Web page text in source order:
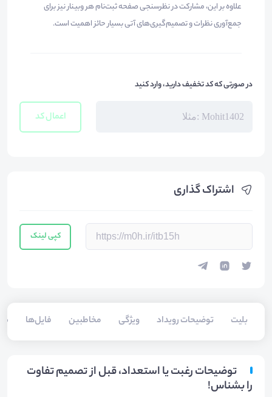
اشتراک گذاری
کپی لینک
بلیت‌ توضیحات رویداد ویژگی مخاطبین فایل‌ها
علاوه بر این، مشارکت در نظرسنجی صفحه ثبت‌نام هر وبینار نیز برای
جمع‌آوری نظرات و تصمیم‌گیری‌های آتی بسیار حائز اهمیت است.
در صورتی که کد تخفیف دارید، وارد کنید
اعمال کد
توضیحات رغبت يا استعداد، قبل از تصميم تفاوت
را بشناس!